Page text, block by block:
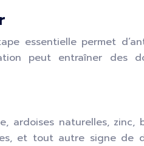
essentielle permet
peut entraîner des
naturelles, zinc,
et tout autre signe de